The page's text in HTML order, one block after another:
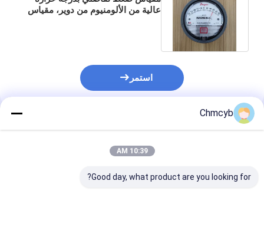
عالية من الألومنيوم من دوير، مقياس
استمر
المنتجات الموصى بها
Chmcyb
10:39 AM
Good day, what product are you looking for?